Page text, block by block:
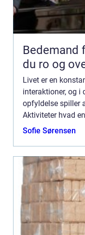
Bedemand
du ro og
Livet er en
interaktioner, og i
opfyldelse spiller
Aktiviteter hvad
sociale eller
Sofie Sørensen